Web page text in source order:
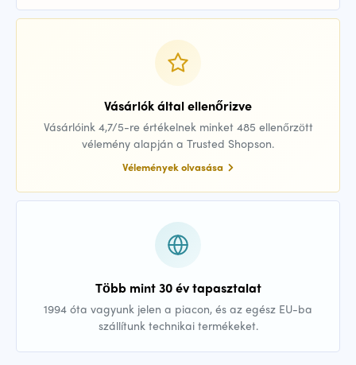
Vásárlók által ellenőrizve
Vásárlóink 4,7/5-re értékelnek minket 485 ellenőrzött
vélemény alapján a Trusted Shopson.
Vélemények olvasása
Több mint 30 év tapasztalat
1994 óta vagyunk jelen a piacon, és az egész EU-ba
szállítunk technikai termékeket.